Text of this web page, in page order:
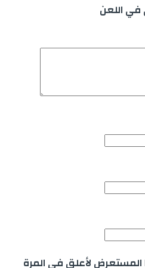
في اللعن
لأعلق في المرة